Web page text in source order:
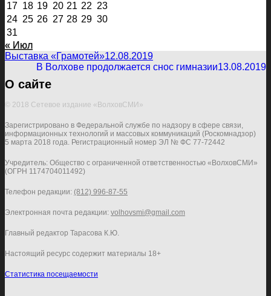
17 18 19 20 21 22 23
24 25 26 27 28 29 30
31
« Июл
Выставка «Грамотей»12.08.2019
В Волхове продолжается снос гимназии13.08.2019
О сайте
© 2018 Сетевое издание «ВолховСМИ»
Зарегистрировано в Федеральной службе по надзору в сфере связи,
информационных технологий и массовых коммуникаций (Роскомнадзор)
5 марта 2018 года. Регистрационный номер ЭЛ № ФС 77-72442
Учредитель: Общество с ограниченной ответственностью «ВолховСМИ»
(ОГРН 1174704011492)
Телефон редакции: (812) 996-87-55
Электронная почта редакции: volhovsmi@gmail.com
Главный редактор Тарасова К.Ю.
Настоящий ресурс содержит материалы 18+
Статистика посещаемости